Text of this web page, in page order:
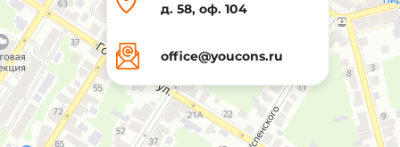
д. 58, оф. 104
office@youcons.ru